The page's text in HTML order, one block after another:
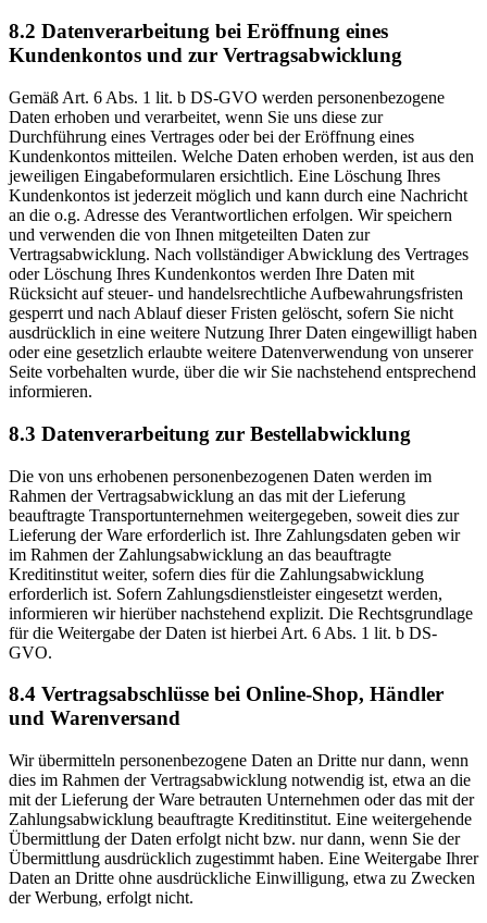
8.2 Datenverarbeitung bei Eröffnung eines
Kundenkontos und zur Vertragsabwicklung
Gemäß Art. 6 Abs. 1 lit. b DS-GVO werden personenbezogene
Daten erhoben und verarbeitet, wenn Sie uns diese zur
Durchführung eines Vertrages oder bei der Eröffnung eines
Kundenkontos mitteilen. Welche Daten erhoben werden, ist aus den
jeweiligen Eingabeformularen ersichtlich. Eine Löschung Ihres
Kundenkontos ist jederzeit möglich und kann durch eine Nachricht
an die o.g. Adresse des Verantwortlichen erfolgen. Wir speichern
und verwenden die von Ihnen mitgeteilten Daten zur
Vertragsabwicklung. Nach vollständiger Abwicklung des Vertrages
oder Löschung Ihres Kundenkontos werden Ihre Daten mit
Rücksicht auf steuer- und handelsrechtliche Aufbewahrungsfristen
gesperrt und nach Ablauf dieser Fristen gelöscht, sofern Sie nicht
ausdrücklich in eine weitere Nutzung Ihrer Daten eingewilligt haben
oder eine gesetzlich erlaubte weitere Datenverwendung von unserer
Seite vorbehalten wurde, über die wir Sie nachstehend entsprechend
informieren.
8.3 Datenverarbeitung zur Bestellabwicklung
Die von uns erhobenen personenbezogenen Daten werden im
Rahmen der Vertragsabwicklung an das mit der Lieferung
beauftragte Transportunternehmen weitergegeben, soweit dies zur
Lieferung der Ware erforderlich ist. Ihre Zahlungsdaten geben wir
im Rahmen der Zahlungsabwicklung an das beauftragte
Kreditinstitut weiter, sofern dies für die Zahlungsabwicklung
erforderlich ist. Sofern Zahlungsdienstleister eingesetzt werden,
informieren wir hierüber nachstehend explizit. Die Rechtsgrundlage
für die Weitergabe der Daten ist hierbei Art. 6 Abs. 1 lit. b DS-
GVO.
8.4 Vertragsabschlüsse bei Online-Shop, Händler
und Warenversand
Wir übermitteln personenbezogene Daten an Dritte nur dann, wenn
dies im Rahmen der Vertragsabwicklung notwendig ist, etwa an die
mit der Lieferung der Ware betrauten Unternehmen oder das mit der
Zahlungsabwicklung beauftragte Kreditinstitut. Eine weitergehende
Übermittlung der Daten erfolgt nicht bzw. nur dann, wenn Sie der
Übermittlung ausdrücklich zugestimmt haben. Eine Weitergabe Ihrer
Daten an Dritte ohne ausdrückliche Einwilligung, etwa zu Zwecken
der Werbung, erfolgt nicht.